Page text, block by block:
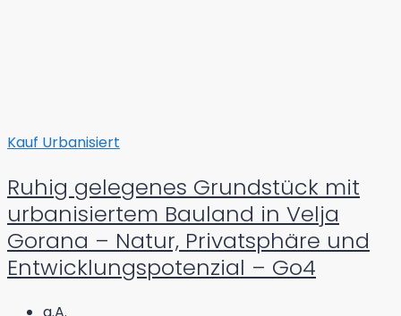
Kauf Urbanisiert
Ruhig gelegenes Grundstück mit
urbanisiertem Bauland in Velja
Gorana – Natur, Privatsphäre und
Entwicklungspotenzial – Go4